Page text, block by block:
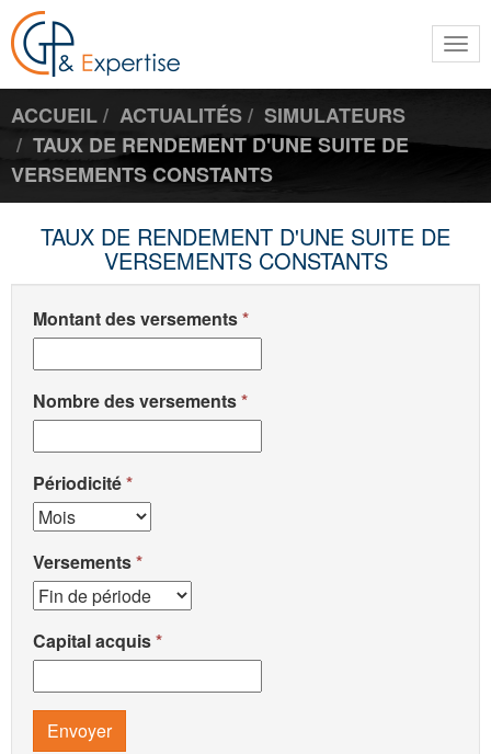
ACCUEIL ACTUALITÉS
SIMULATEURS
TAUX DE RENDEMENT D'UNE SUITE DE
VERSEMENTS CONSTANTS
TAUX DE RENDEMENT D'UNE SUITE DE
VERSEMENTS CONSTANTS
Montant des versements
Nombre des versements
Périodicité
Versements
Capital acquis
Envoyer